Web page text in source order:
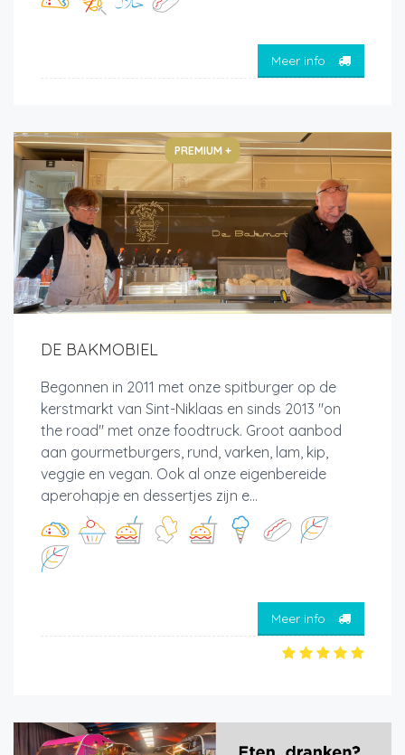
Meer info
PREMIUM +
DE BAKMOBIEL
Begonnen in 2011 met onze spitburger op de
kerstmarkt van Sint-Niklaas en sinds 2013 "on
the road" met onze foodtruck. Groot aanbod
aan gourmetburgers, rund, varken, lam, kip,
veggie en vegan. Ook al onze eigenbereide
aperohapje en dessertjes zijn e...
Meer info